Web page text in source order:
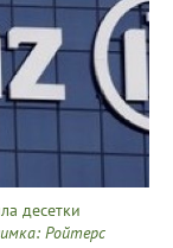
десетки
Ройтерс